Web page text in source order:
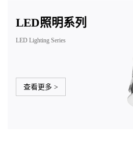
LED照明系列
LED Lighting Series
查看更多 >